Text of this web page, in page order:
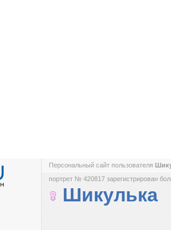
Персональный сайт пользователя
портрет № 420817 зарегистрирован
Шикулька